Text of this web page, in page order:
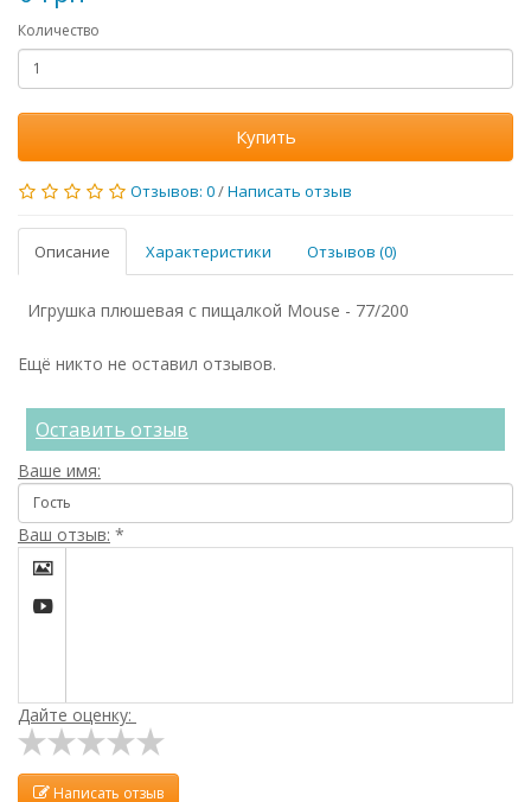
Количество
Купить
Отзывов: 0/Написать отзыв
Описание Характеристики Отзывов (0)
Игрушка плюшевая с пищалкой Mouse - 77/200
Ещё никто не оставил отзывов.
Оставить отзыв
Ваше имя:
Ваш отзыв: *


Дайте оценку:
Написать отзыв